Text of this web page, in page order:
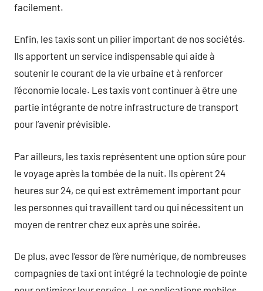
facilement.
Enfin, les taxis sont un pilier important de nos sociétés.
Ils apportent un service indispensable qui aide à
soutenir le courant de la vie urbaine et à renforcer
l’économie locale. Les taxis vont continuer à être une
partie intégrante de notre infrastructure de transport
pour l’avenir prévisible.
Par ailleurs, les taxis représentent une option sûre pour
le voyage après la tombée de la nuit. Ils opèrent 24
heures sur 24, ce qui est extrêmement important pour
les personnes qui travaillent tard ou qui nécessitent un
moyen de rentrer chez eux après une soirée.
De plus, avec l’essor de l’ère numérique, de nombreuses
compagnies de taxi ont intégré la technologie de pointe